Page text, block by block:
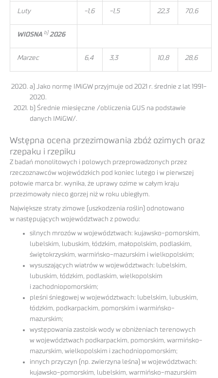
Luty -1,6 -1,5 22,3 70,6
WIOSNA b) 2026
Marzec 6,4 3,3 10,8 28,6
a) Jako normę IMiGW przyjmuje od 2021 r. średnie z lat 1991-
2020.
b) Średnie miesięczne /obliczenia GUS na podstawie
danych IMiGW/.
Wstępna ocena przezimowania zbóż ozimych oraz
rzepaku i rzepiku
Z badań monolitowych i polowych przeprowadzonych przez
rzeczoznawców wojewódzkich pod koniec lutego i w pierwszej
połowie marca br. wynika, że uprawy ozime w całym kraju
przezimowały nieco gorzej niż w roku ubiegłym.
Największe straty zimowe (uszkodzenia roślin) odnotowano
w następujących województwach z powodu:
silnych mrozów w województwach: kujawsko-pomorskim,
lubelskim, lubuskim, łódzkim, małopolskim, podlaskim,
świętokrzyskim, warmińsko-mazurskim i wielkopolskim;
wysuszających wiatrów w województwach: lubelskim,
lubuskim, łódzkim, podlaskim, wielkopolskim
i zachodniopomorskim;
pleśni śniegowej w województwach: lubelskim, lubuskim,
łódzkim, podkarpackim, pomorskim i warmińsko-
mazurskim;
występowania zastoisk wody w obniżeniach terenowych
w województwach podkarpackim, pomorskim, warmińsko-
mazurskim, wielkopolskim i zachodniopomorskim;
innych przyczyn (np. zwierzyna leśna) w województwach:
kujawsko-pomorskim, lubelskim, warmińsko-mazurskim